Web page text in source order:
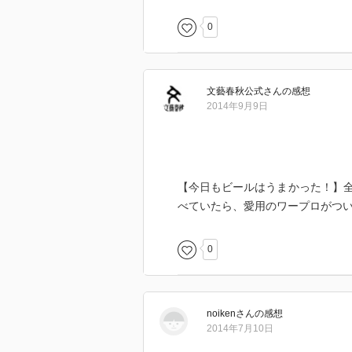
0
文藝春秋公式さんの感想
2014年9月9日
【今日もビールはうまかった！
べていたら、愛用のワープロがつ
0
noikenさんの感想
2014年7月10日